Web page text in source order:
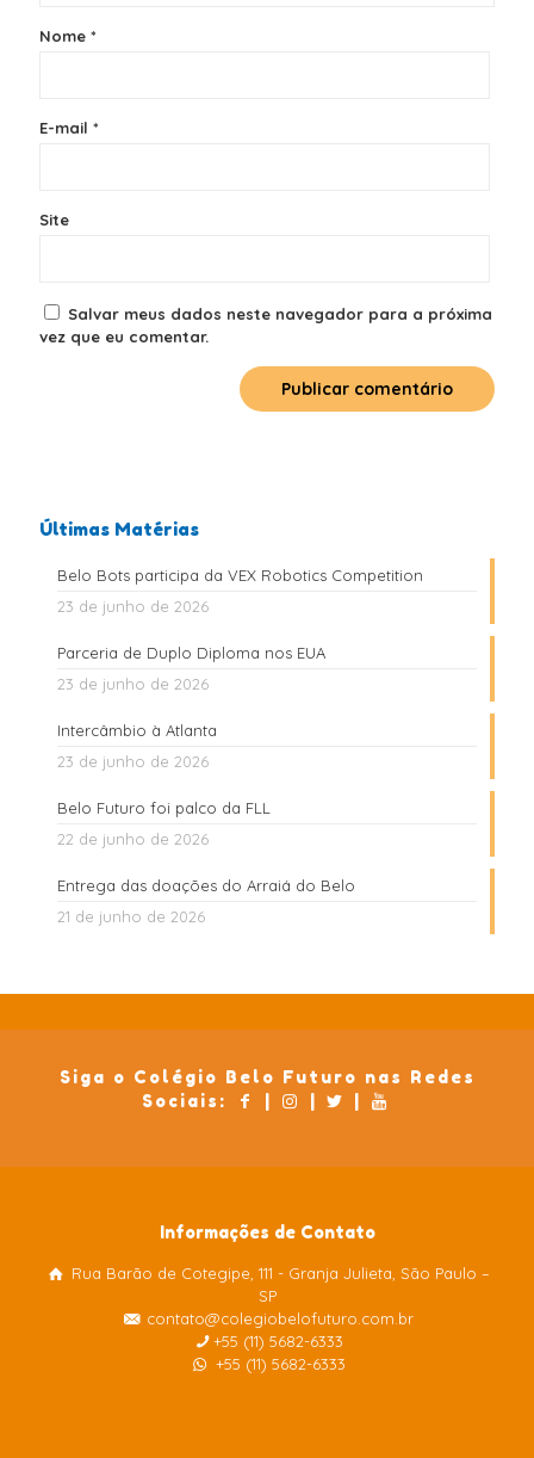
Nome *
E-mail *
Site
Salvar meus dados neste navegador para a próxima
vez que eu comentar.
Últimas Matérias
Belo Bots participa da VEX Robotics Competition
23 de junho de 2026
Parceria de Duplo Diploma nos EUA
23 de junho de 2026
Intercâmbio à Atlanta
23 de junho de 2026
Belo Futuro foi palco da FLL
22 de junho de 2026
Entrega das doações do Arraiá do Belo
21 de junho de 2026
Siga o Colégio Belo Futuro nas Redes
Sociais:
Informações de Contato
Rua Barão de Cotegipe, 111 - Granja Julieta, São Paulo –
SP
contato@colegiobelofuturo.com.br
+55 (11) 5682-6333
+55 (11) 5682-6333
Colégio Belo Futuro
Internacional